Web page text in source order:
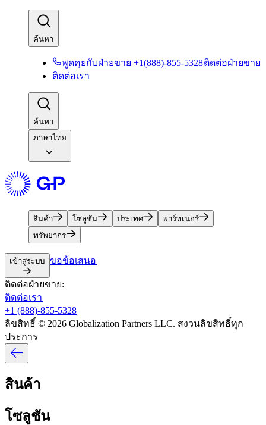
ค้นหา​​
พูดคุยกับฝ่ายขาย +1(888)-855-5328​​ติดต่อฝ่ายขาย​​
ติดต่อเรา​​
ค้นหา​​
ภาษาไทย
สินค้า​​ โซลูชัน​​ ประเทศ​​
พาร์ทเนอร์​​
ทรัพยากร​​
เข้าสู่ระบบ​​ ขอข้อเสนอ​​
ติดต่อฝ่ายขาย:​​
ติดต่อเรา​​
+1 (888)-855-5328​​
ลิขสิทธิ์ © 2026 Globalization Partners LLC. สงวนลิขสิทธิ์ทุก
ประการ​​
สินค้า​​
โซลูชัน​​